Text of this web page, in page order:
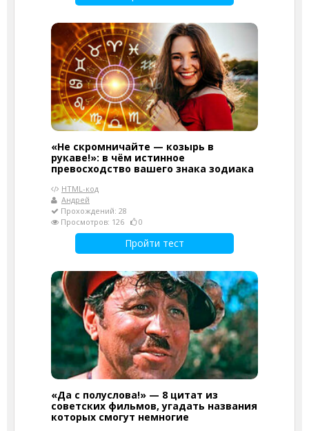
«Не скромничайте — козырь в
рукаве!»: в чём истинное
превосходство вашего знака зодиака
HTML-код
Андрей
Прохождений: 28
Просмотров: 126
0
Пройти тест
«Да с полуслова!» — 8 цитат из
советских фильмов, угадать названия
которых смогут немногие